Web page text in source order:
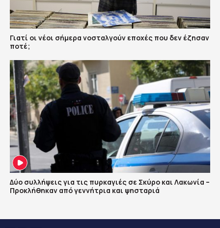
Γιατί οι νέοι σήμερα νοσταλγούν εποχές που δεν έζησαν
ποτέ;
Δύο συλλήψεις για τις πυρκαγιές σε Σκύρο και Λακωνία –
Προκλήθηκαν από γεννήτρια και ψησταριά